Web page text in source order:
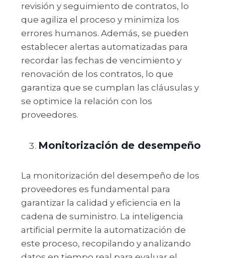
revisión y seguimiento de contratos, lo
que agiliza el proceso y minimiza los
errores humanos. Además, se pueden
establecer alertas automatizadas para
recordar las fechas de vencimiento y
renovación de los contratos, lo que
garantiza que se cumplan las cláusulas y
se optimice la relación con los
proveedores.
Monitorización de desempeño
La monitorización del desempeño de los
proveedores es fundamental para
garantizar la calidad y eficiencia en la
cadena de suministro. La inteligencia
artificial permite la automatización de
este proceso, recopilando y analizando